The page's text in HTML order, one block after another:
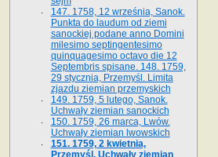
147. 1758, 12 września, Sanok.
Punkta do laudum od ziemi
sanockiej podane anno Domini
milesimo septingentesimo
quinquagesimo octavo die 12
Septembris spisane. 148. 1759,
29 stycznia, Przemyśl. Limita
zjazdu ziemian przemyskich
149. 1759, 5 lutego, Sanok.
Uchwały ziemian sanockich
150. 1759, 26 marca, Lwów.
Uchwały ziemian lwowskich
151. 1759, 2 kwietnia,
Przemyśl. Uchwały ziemian